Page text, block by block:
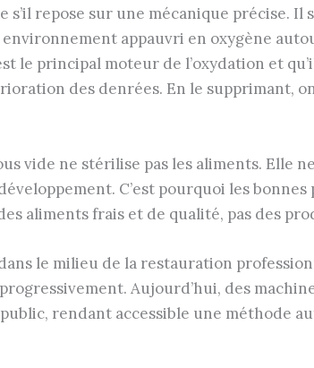
repose sur une mécanique précise. Il
appauvri en oxygène
le principal moteur de l’oxydation et
des denrées. En le supprimant,
vide ne stérilise pas les aliments. Elle
C’est pourquoi les
aliments frais et de qualité, pas des
le milieu de la restauration
Aujourd’hui, des
rendant accessible une méthode